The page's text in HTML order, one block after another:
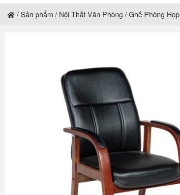
/Sản phẩm / Nội Thất Văn Phòng /Ghế Phòng Họp